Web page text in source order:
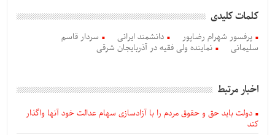
کلمات کلیدی
پرفسور شهرام رضاپور دانشمند ایرانی
سردار قاسم
سلیمانی
نماینده ولی فقیه در آذربایجان شرقی
اخبار مرتبط
دولت باید حق و حقوق مردم را با آزادسازی سهام عدالت خود آنها واگذار
کند